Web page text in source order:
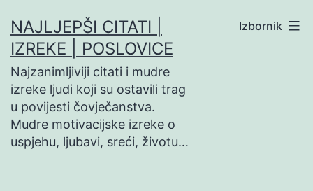
na
sadržaj
NAJLJEPŠI CITATI |
IZREKE | POSLOVICE
Najzanimljiviji citati i mudre
izreke ljudi koji su ostavili trag
u povijesti čovječanstva.
Mudre motivacijske izreke o
uspjehu, ljubavi, sreći, životu…
Izbornik